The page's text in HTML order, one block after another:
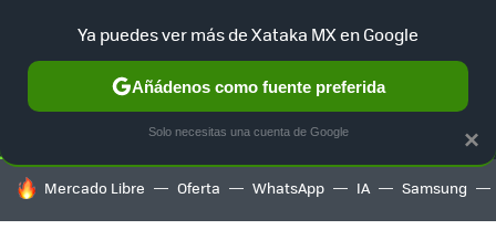
SELECCIÓN GAMING HOME AUTO TERRITORIO
HOY SE HABLA DE
Mercado Libre Oferta WhatsApp IA Samsung
×
Ya puedes ver más de Xataka MX en Google
Añádenos como fuente preferida
Solo necesitas una cuenta de Google